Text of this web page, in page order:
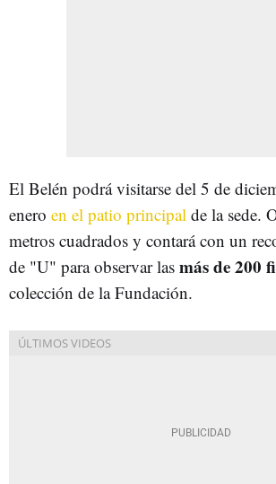
El Belén podrá visitarse del 5 de
enero en el patio principal de la sede.
metros cuadrados y contará con un
de "U" para observar las más de 200
colección de la Fundación.